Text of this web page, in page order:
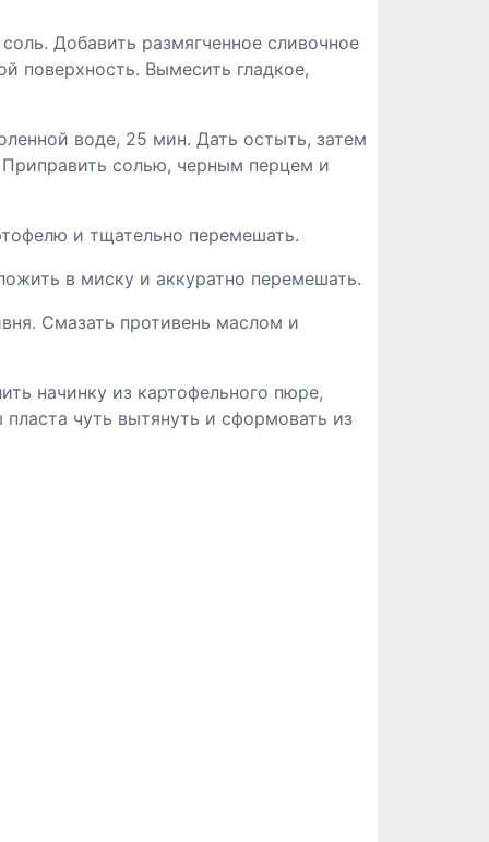
Добавить размягченное сливочное
поверхность. Вымесить гладкое,
воде, 25 мин. Дать остыть, затем
солью, черным перцем и
и тщательно перемешать.
в миску и аккуратно перемешать.
Смазать противень маслом и
начинку из картофельного пюре,
чуть вытянуть и сформовать из